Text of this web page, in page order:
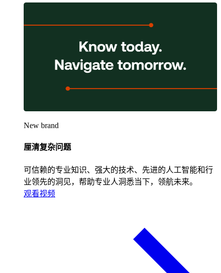
New brand
厘清复杂问题
可信赖的专业知识、强大的技术、先进的人工智能和行
业领先的洞见，帮助专业人洞悉当下，领航未来。
观看视频